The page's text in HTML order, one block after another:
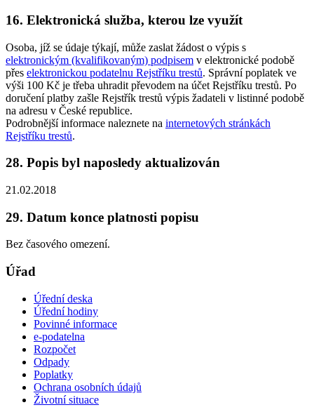
16. Elektronická služba, kterou lze využít
Osoba, jíž se údaje týkají, může zaslat žádost o výpis s
elektronickým (kvalifikovaným) podpisem v elektronické podobě
přes elektronickou podatelnu Rejstříku trestů. Správní poplatek ve
výši 100 Kč je třeba uhradit převodem na účet Rejstříku trestů. Po
doručení platby zašle Rejstřík trestů výpis žadateli v listinné podobě
na adresu v České republice.
Podrobnější informace naleznete na internetových stránkách
Rejstříku trestů.
28. Popis byl naposledy aktualizován
21.02.2018
29. Datum konce platnosti popisu
Bez časového omezení.
Úřad
Úřední deska
Úřední hodiny
Povinné informace
e-podatelna
Rozpočet
Odpady
Poplatky
Ochrana osobních údajů
Životní situace